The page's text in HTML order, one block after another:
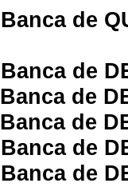
Banca de
Banca de
Banca de
Banca de
Banca de
Banca de